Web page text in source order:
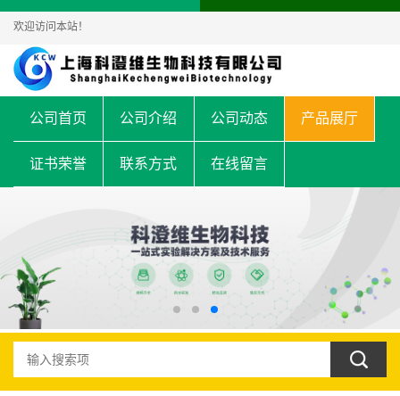
欢迎访问本站！
公司首页 公司介绍 公司动态 产品展厅
证书荣誉 联系方式 在线留言